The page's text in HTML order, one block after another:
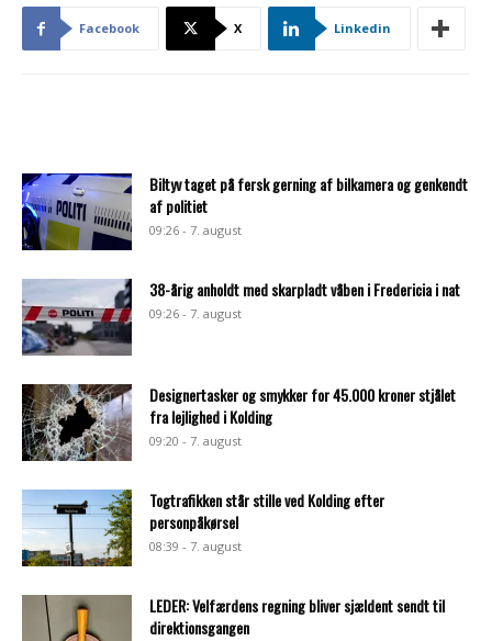
Facebook X Linkedin
Biltyv taget på fersk gerning af bilkamera og genkendt
af politiet
09:26 - 7. august
38-årig anholdt med skarpladt våben i Fredericia i nat
09:26 - 7. august
Designertasker og smykker for 45.000 kroner stjålet
fra lejlighed i Kolding
09:20 - 7. august
Togtrafikken står stille ved Kolding efter
personpåkørsel
08:39 - 7. august
LEDER: Velfærdens regning bliver sjældent sendt til
direktionsgangen